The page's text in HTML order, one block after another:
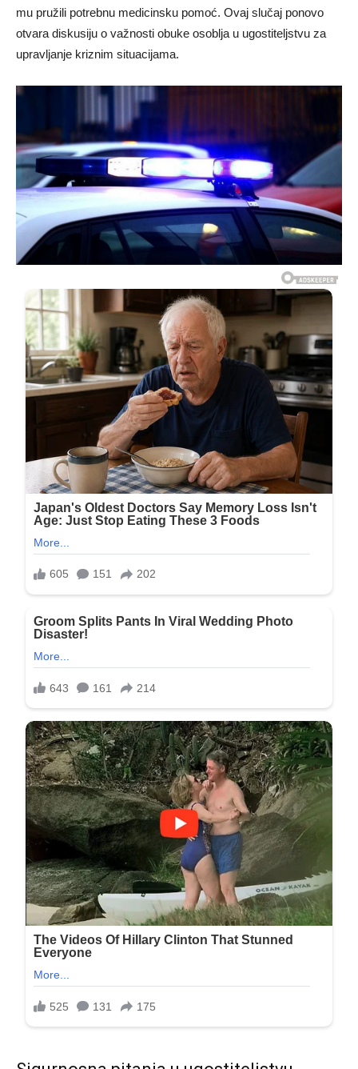
mu pružili potrebnu medicinsku pomoć. Ovaj slučaj ponovo
otvara diskusiju o važnosti obuke osoblja u ugostiteljstvu za
upravljanje kriznim situacijama.